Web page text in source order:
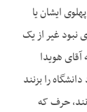
ایشان یا
نبود غیر از یک
آقای هویدا
را بزنند
حرف که